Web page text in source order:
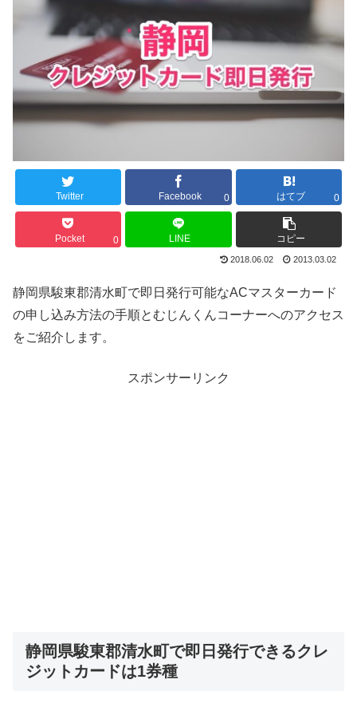
Twitter Facebook 0 はてブ 0
Pocket 0 LINE コピー
2018.06.02 2013.03.02
静岡県駿東郡清水町で即日発行可能なACマスターカード
の申し込み方法の手順とむじんくんコーナーへのアクセス
をご紹介します。
スポンサーリンク
静岡県駿東郡清水町で即日発行できるクレ
ジットカードは1券種